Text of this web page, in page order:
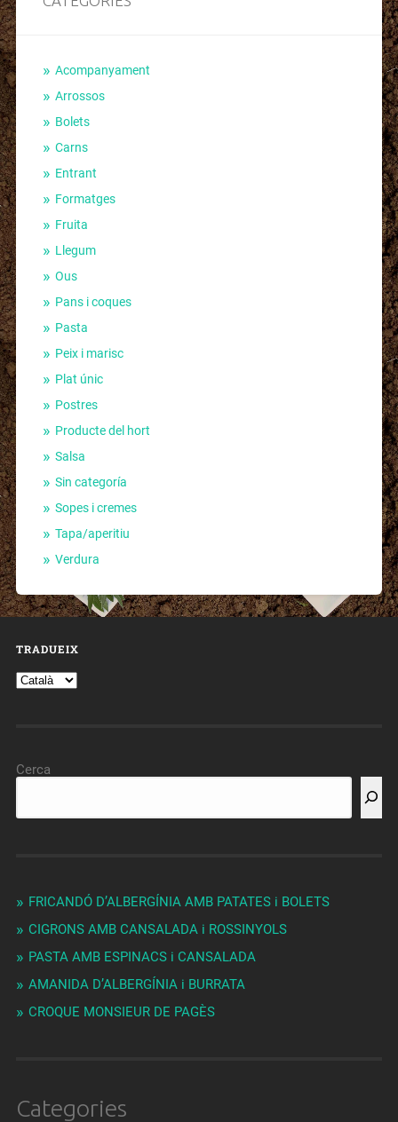
Acompanyament
Arrossos
Bolets
Carns
Entrant
Formatges
Fruita
Llegum
Ous
Pans i coques
Pasta
Peix i marisc
Plat únic
Postres
Producte del hort
Salsa
Sin categoría
Sopes i cremes
Tapa/aperitiu
Verdura
TRADUEIX
Cerca
FRICANDÓ D’ALBERGÍNIA AMB PATATES i BOLETS
CIGRONS AMB CANSALADA i ROSSINYOLS
PASTA AMB ESPINACS i CANSALADA
AMANIDA D’ALBERGÍNIA i BURRATA
CROQUE MONSIEUR DE PAGÈS
Categories